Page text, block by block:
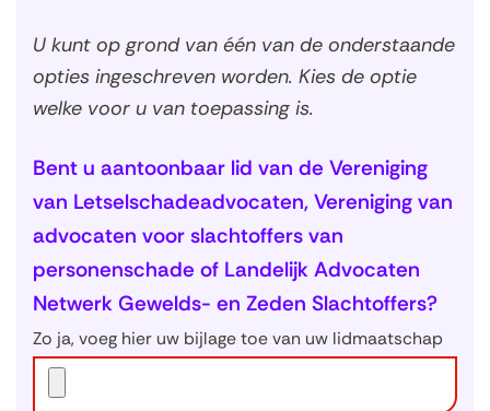
U kunt op grond van één van de onderstaande
opties ingeschreven worden. Kies de optie
welke voor u van toepassing is.
Bent u aantoonbaar lid van de Vereniging
van Letselschadeadvocaten, Vereniging van
advocaten voor slachtoffers van
personenschade of Landelijk Advocaten
Netwerk Gewelds- en Zeden Slachtoffers?
Zo ja, voeg hier uw bijlage toe van uw lidmaatschap